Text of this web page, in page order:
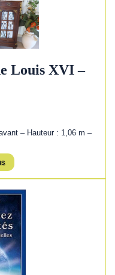
Louis XVI –
– Hauteur : 1,06 m –